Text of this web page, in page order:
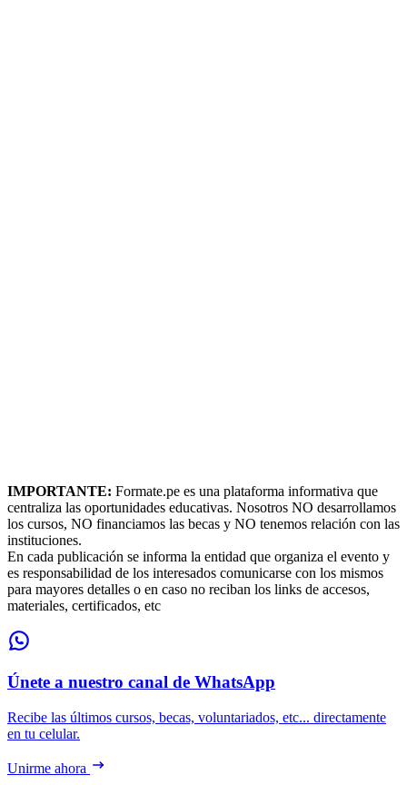
IMPORTANTE: Formate.pe es una plataforma informativa que
centraliza las oportunidades educativas. Nosotros NO desarrollamos
los cursos, NO financiamos las becas y NO tenemos relación con las
instituciones.
En cada publicación se informa la entidad que organiza el evento y
es responsabilidad de los interesados comunicarse con los mismos
para mayores detalles o en caso no reciban los links de accesos,
materiales, certificados, etc
Únete a nuestro canal de WhatsApp
Recibe las últimos cursos, becas, voluntariados, etc... directamente
en tu celular.
Unirme ahora